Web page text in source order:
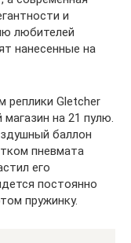
и
любителей
нанесенные на
реплики Gletcher
на 21 пулю.
баллон
пневмата
его
постоянно
пружинку.